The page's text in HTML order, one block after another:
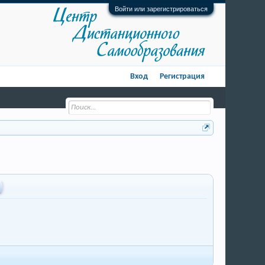
Войти или зарегистрироваться
Вход Регистрация